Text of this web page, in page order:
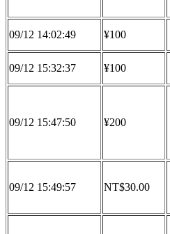
09/12 14:02:49 ¥100
09/12 15:32:37 ¥100
09/12 15:47:50 ¥200
09/12 15:49:57 NT$30.00